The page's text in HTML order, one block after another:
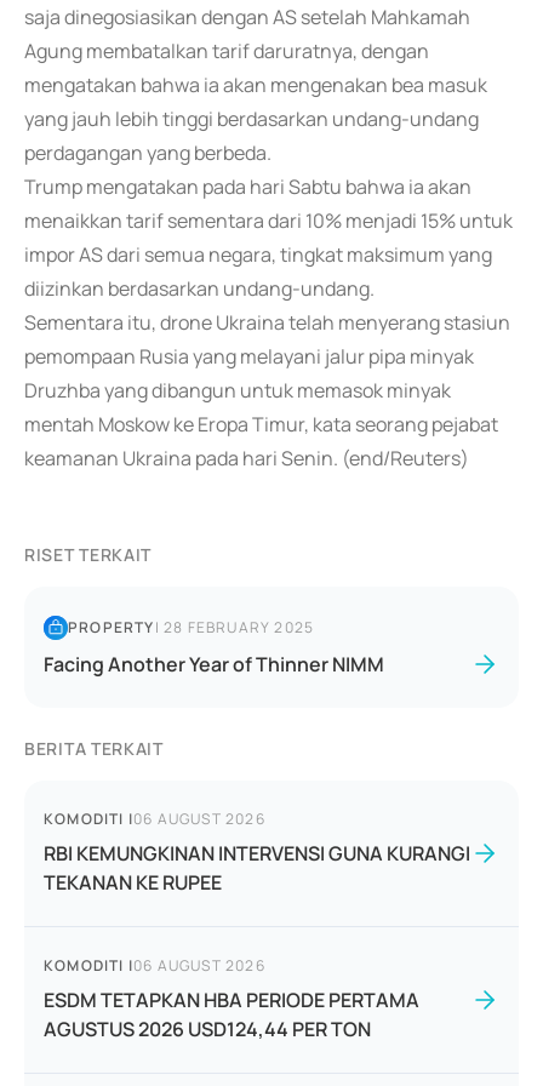
saja dinegosiasikan dengan AS setelah Mahkamah
Agung membatalkan tarif daruratnya, dengan
mengatakan bahwa ia akan mengenakan bea masuk
yang jauh lebih tinggi berdasarkan undang-undang
perdagangan yang berbeda.
Trump mengatakan pada hari Sabtu bahwa ia akan
menaikkan tarif sementara dari 10% menjadi 15% untuk
impor AS dari semua negara, tingkat maksimum yang
diizinkan berdasarkan undang-undang.
Sementara itu, drone Ukraina telah menyerang stasiun
pemompaan Rusia yang melayani jalur pipa minyak
Druzhba yang dibangun untuk memasok minyak
mentah Moskow ke Eropa Timur, kata seorang pejabat
keamanan Ukraina pada hari Senin. (end/Reuters)
RISET TERKAIT
PROPERTY|28 FEBRUARY 2025
Facing Another Year of Thinner NIMM
BERITA TERKAIT
KOMODITI |06 AUGUST 2026
RBI KEMUNGKINAN INTERVENSI GUNA KURANGI
TEKANAN KE RUPEE
KOMODITI |06 AUGUST 2026
ESDM TETAPKAN HBA PERIODE PERTAMA
AGUSTUS 2026 USD124,44 PER TON